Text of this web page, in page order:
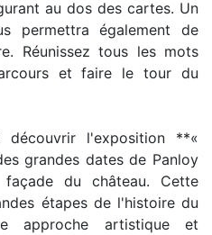
au dos des cartes. Un
permettra également de
Réunissez tous les mots
et faire le tour du
découvrir l'exposition **«
grandes dates de Panloy
du château. Cette
étapes de l'histoire du
approche artistique et